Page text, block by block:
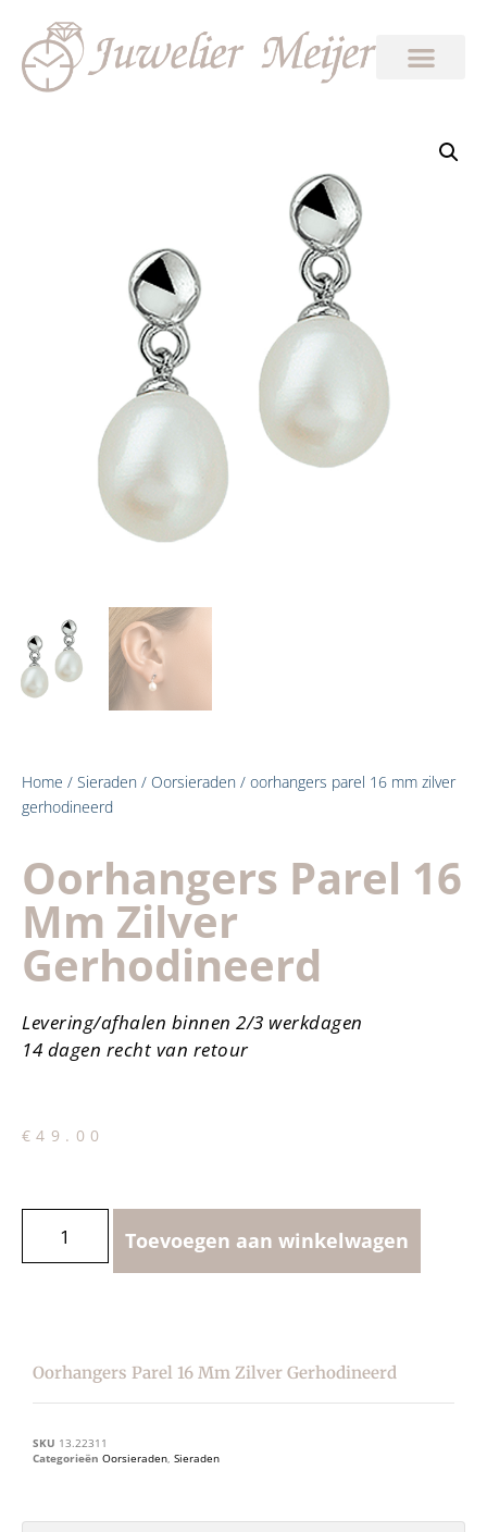
Home / Sieraden / Oorsieraden / oorhangers parel 16 mm zilver
gerhodineerd
Oorhangers Parel 16
Mm Zilver
Gerhodineerd
Levering/afhalen binnen 2/3 werkdagen
14 dagen recht van retour
€49.00
Toevoegen aan winkelwagen
Oorhangers Parel 16 Mm Zilver Gerhodineerd
SKU 13.22311
Categorieën Oorsieraden, Sieraden